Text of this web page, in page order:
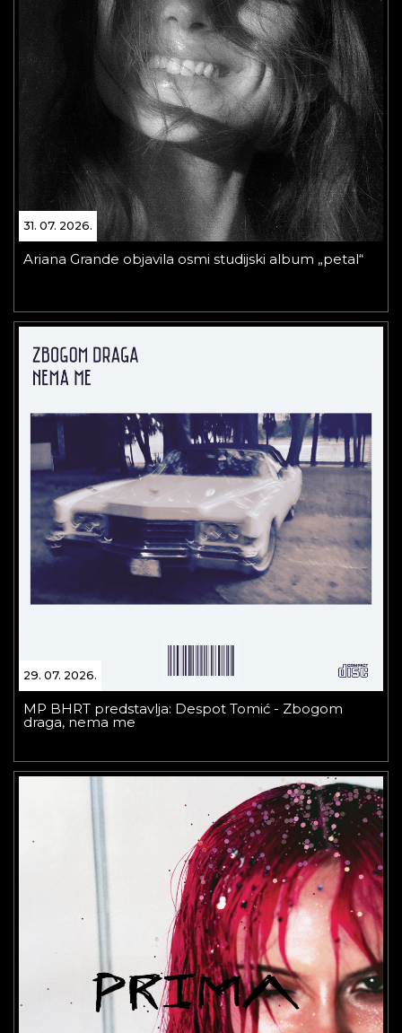
31. 07. 2026.
Ariana Grande objavila osmi studijski album „petal“
29. 07. 2026.
MP BHRT predstavlja: Despot Tomić - Zbogom
draga, nema me